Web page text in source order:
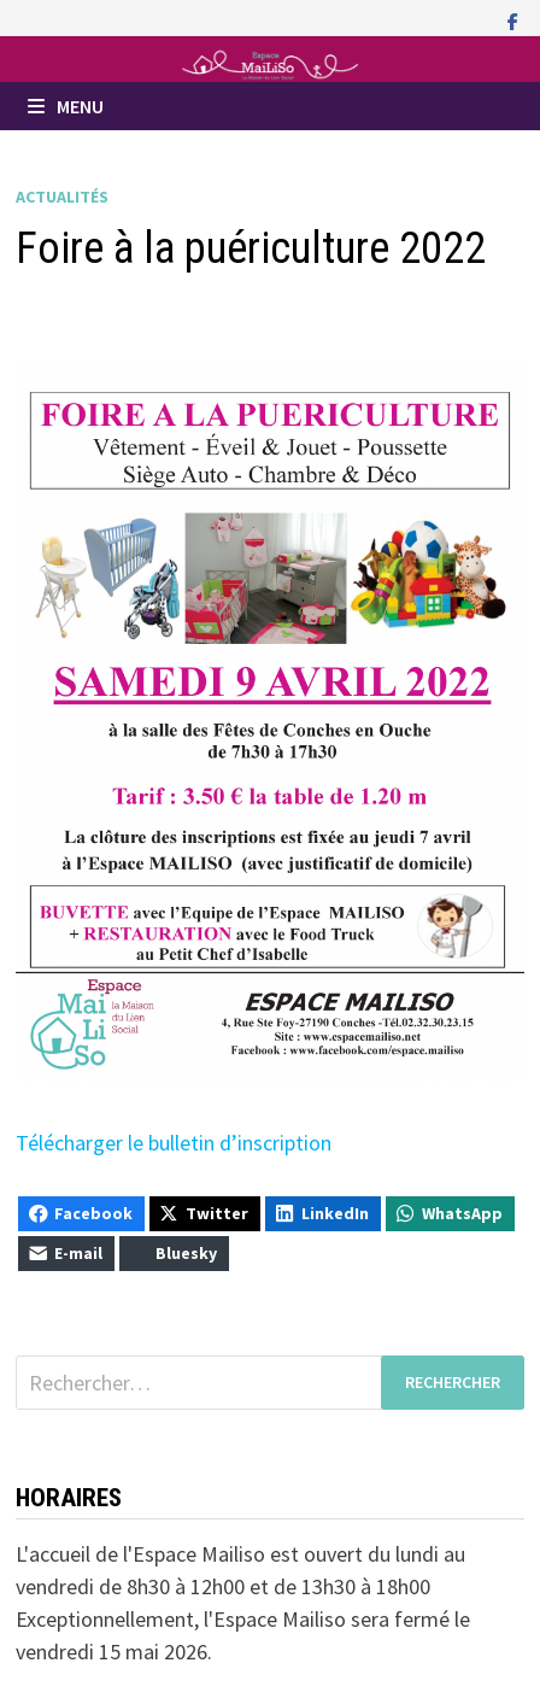
contenu
MENU
ACTUALITÉS
Foire à la puériculture 2022
Télécharger le bulletin d’inscription
Facebook Twitter LinkedIn
WhatsApp
E-mail
Bluesky
Rechercher :
HORAIRES
L'accueil de l'Espace Mailiso est ouvert du lundi au
vendredi de 8h30 à 12h00 et de 13h30 à 18h00
Exceptionnellement, l'Espace Mailiso sera fermé le
vendredi 15 mai 2026.